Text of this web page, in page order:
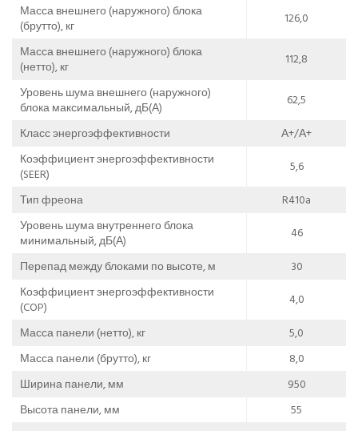
Масса внешнего (наружного) блока
(брутто), кг
126,0
Масса внешнего (наружного) блока
(нетто), кг
112,8
Уровень шума внешнего (наружного)
блока максимальный, дБ(А)
62,5
Класс энергоэффективности
А+/А+
Коэффициент энергоэффективности
(SEER)
5,6
Тип фреона
R410a
Уровень шума внутреннего блока
минимальный, дБ(А)
46
Перепад между блоками по высоте, м
30
Коэффициент энергоэффективности
(COP)
4,0
Масса панели (нетто), кг
5,0
Масса панели (брутто), кг
8,0
Ширина панели, мм
950
Высота панели, мм
55